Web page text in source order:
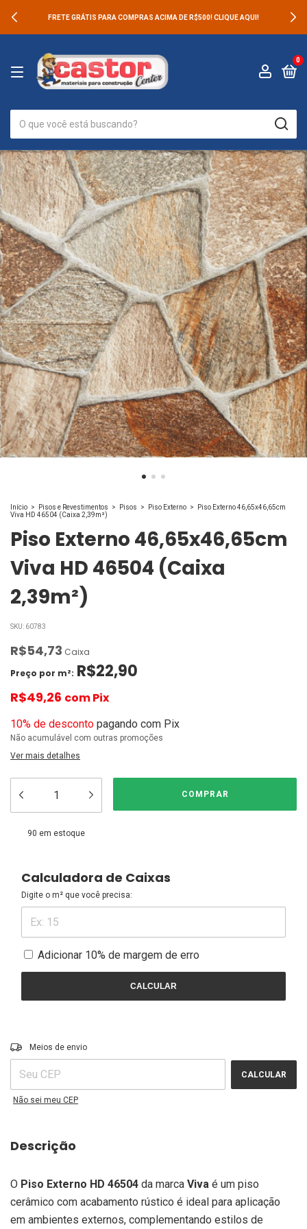
FRETE GRÁTIS PARA COMPRAS ACIMA DE R$500! CLIQUE AQUI!
0
Início > Pisos e Revestimentos > Pisos > Piso Externo >
Piso Externo 46,65x46,65cm
Viva HD 46504 (Caixa 2,39m²)
Piso Externo 46,65x46,65cm
Viva HD 46504 (Caixa
2,39m²)
SKU: 60783
R$54,73 Caixa
Preço por m²: R$22,90
R$49,26 comPix
10% de desconto pagando com Pix
Não acumulável com outras promoções
Ver mais detalhes
90 em estoque
Calculadora de Caixas
Digite o m² que você precisa:
Adicionar 10% de margem de erro
CALCULAR
Entregas para o CEP:
Meios de envio
CALCULAR
Não sei meu CEP
Descrição
O Piso Externo HD 46504 da marca Viva é um piso
cerâmico com acabamento rústico é ideal para aplicação
em ambientes externos, complementando estilos de